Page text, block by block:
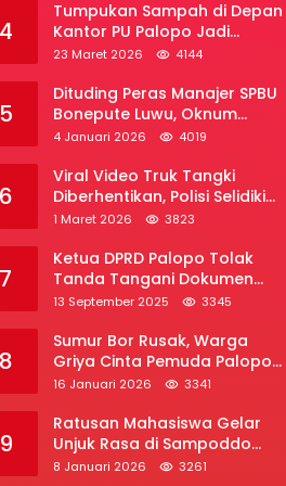
4
Tumpukan Sampah di Depan
Kantor PU Palopo Jadi
Sorotan, Warga Desak DLH
23 Maret 2026 4144
5
Dituding Peras Manajer SPBU
Bonepute Luwu, Oknum
Wartawan Angkat Bicara
4 Januari 2026 4019
6
Viral Video Truk Tangki
Diberhentikan, Polisi Selidiki
Dugaan Penyelundupan Solar
1 Maret 2026 3823
7
Ketua DPRD Palopo Tolak
Tanda Tangani Dokumen
Ranperda APBD Perubahan
13 September 2025 3345
8
Sumur Bor Rusak, Warga
Griya Cinta Pemuda Palopo
Desak Layanan Air Bersih
16 Januari 2026 3341
9
Ratusan Mahasiswa Gelar
Unjuk Rasa di Sampoddo
Palopo, Tuntut Pemekaran
8 Januari 2026 3261